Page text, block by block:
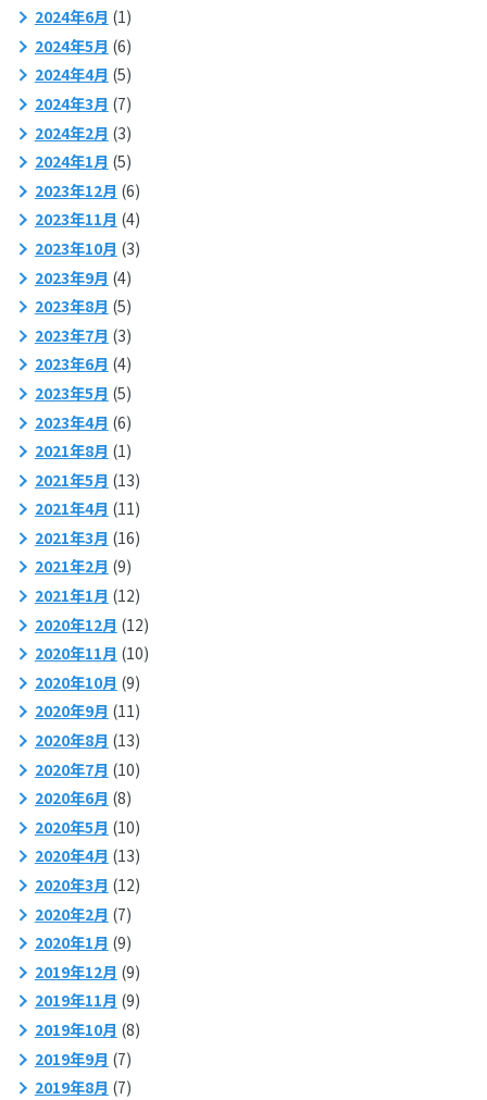
2024年6月 (1)
2024年5月 (6)
2024年4月 (5)
2024年3月 (7)
2024年2月 (3)
2024年1月 (5)
2023年12月 (6)
2023年11月 (4)
2023年10月 (3)
2023年9月 (4)
2023年8月 (5)
2023年7月 (3)
2023年6月 (4)
2023年5月 (5)
2023年4月 (6)
2021年8月 (1)
2021年5月 (13)
2021年4月 (11)
2021年3月 (16)
2021年2月 (9)
2021年1月 (12)
2020年12月 (12)
2020年11月 (10)
2020年10月 (9)
2020年9月 (11)
2020年8月 (13)
2020年7月 (10)
2020年6月 (8)
2020年5月 (10)
2020年4月 (13)
2020年3月 (12)
2020年2月 (7)
2020年1月 (9)
2019年12月 (9)
2019年11月 (9)
2019年10月 (8)
2019年9月 (7)
2019年8月 (7)